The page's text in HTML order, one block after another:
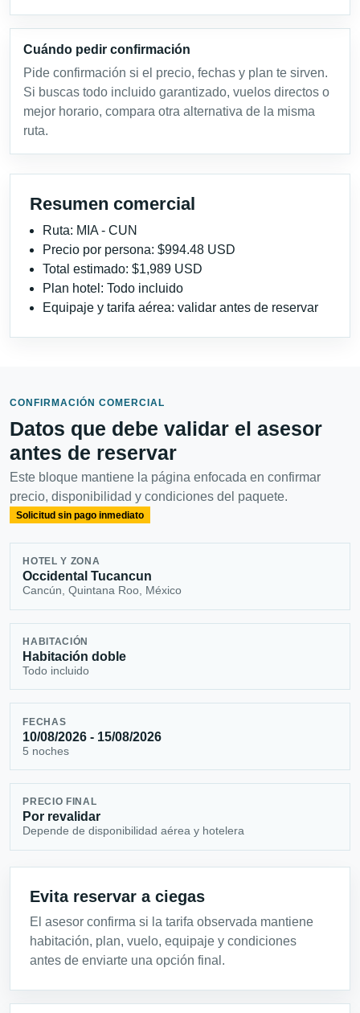
Cuándo pedir confirmación
Pide confirmación si el precio, fechas y plan te sirven.
Si buscas todo incluido garantizado, vuelos directos o
mejor horario, compara otra alternativa de la misma
ruta.
Resumen comercial
Ruta: MIA - CUN
Precio por persona: $994.48 USD
Total estimado: $1,989 USD
Plan hotel: Todo incluido
Equipaje y tarifa aérea: validar antes de reservar
CONFIRMACIÓN COMERCIAL
Datos que debe validar el asesor
antes de reservar
Este bloque mantiene la página enfocada en confirmar
precio, disponibilidad y condiciones del paquete.
Solicitud sin pago inmediato
HOTEL Y ZONA
Occidental Tucancun
Cancún, Quintana Roo, México
HABITACIÓN
Habitación doble
Todo incluido
FECHAS
10/08/2026 - 15/08/2026
5 noches
PRECIO FINAL
Por revalidar
Depende de disponibilidad aérea y hotelera
Evita reservar a ciegas
El asesor confirma si la tarifa observada mantiene
habitación, plan, vuelo, equipaje y condiciones
antes de enviarte una opción final.